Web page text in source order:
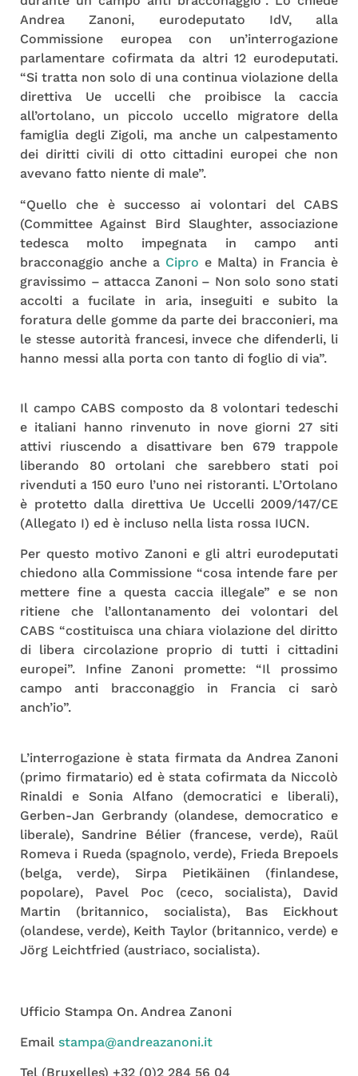
Andrea Zanoni, eurodeputato IdV, alla
Commissione europea con un’interrogazione
parlamentare cofirmata da altri 12 eurodeputati.
“Si tratta non solo di una continua violazione della
direttiva Ue uccelli che proibisce la caccia
all’ortolano, un piccolo uccello migratore della
famiglia degli Zigoli, ma anche un calpestamento
dei diritti civili di otto cittadini europei che non
avevano fatto niente di male”.
“Quello che è successo ai volontari del CABS
(Committee Against Bird Slaughter, associazione
tedesca molto impegnata in campo anti
bracconaggio anche a Cipro e Malta) in Francia è
gravissimo – attacca Zanoni – Non solo sono stati
accolti a fucilate in aria, inseguiti e subito la
foratura delle gomme da parte dei bracconieri, ma
le stesse autorità francesi, invece che difenderli, li
hanno messi alla porta con tanto di foglio di via”.
Il campo CABS composto da 8 volontari tedeschi
e italiani hanno rinvenuto in nove giorni 27 siti
attivi riuscendo a disattivare ben 679 trappole
liberando 80 ortolani che sarebbero stati poi
rivenduti a 150 euro l’uno nei ristoranti. L’Ortolano
è protetto dalla direttiva Ue Uccelli 2009/147/CE
(Allegato I) ed è incluso nella lista rossa IUCN.
Per questo motivo Zanoni e gli altri eurodeputati
chiedono alla Commissione “cosa intende fare per
mettere fine a questa caccia illegale” e se non
ritiene che l’allontanamento dei volontari del
CABS “costituisca una chiara violazione del diritto
di libera circolazione proprio di tutti i cittadini
europei”. Infine Zanoni promette: “Il prossimo
campo anti bracconaggio in Francia ci sarò
anch’io”.
L’interrogazione è stata firmata da Andrea Zanoni
(primo firmatario) ed è stata cofirmata da Niccolò
Rinaldi e Sonia Alfano (democratici e liberali),
Gerben-Jan Gerbrandy (olandese, democratico e
liberale), Sandrine Bélier (francese, verde), Raül
Romeva i Rueda (spagnolo, verde), Frieda Brepoels
(belga, verde), Sirpa Pietikäinen (finlandese,
popolare), Pavel Poc (ceco, socialista), David
Martin (britannico, socialista), Bas Eickhout
(olandese, verde), Keith Taylor (britannico, verde) e
Jörg Leichtfried (austriaco, socialista).
Ufficio Stampa On. Andrea Zanoni
Email stampa@andreazanoni.it
Tel (Bruxelles) +32 (0)2 284 56 04